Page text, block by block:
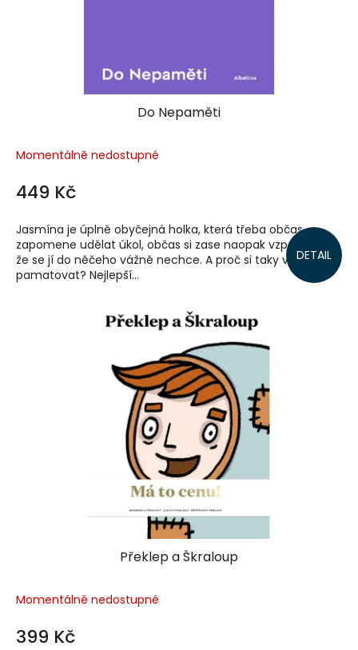
Do Nepaměti
Momentálně nedostupné
449 Kč
DETAIL
Jasmína je úplně obyčejná holka, která třeba občas
zapomene udělat úkol, občas si zase naopak vzpomene,
že se jí do něčeho vážně nechce. A proč si taky věci
pamatovat? Nejlepší...
Překlep a Škraloup
Momentálně nedostupné
399 Kč